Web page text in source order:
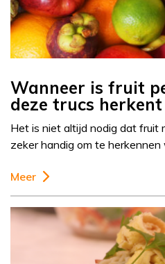
Wanneer is fruit
deze trucs
Het is niet altijd nodig dat fruit
zeker handig om te
Meer